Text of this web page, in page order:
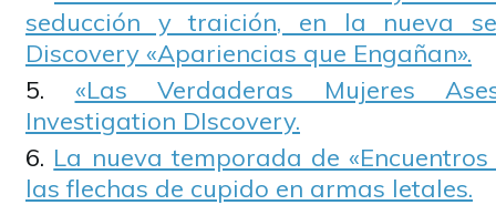
seducción y traición, en la nueva
Discovery «Apariencias que Engañan».
«Las Verdaderas Mujeres
Investigation DIscovery.
La nueva temporada de
las flechas de cupido en armas letales.